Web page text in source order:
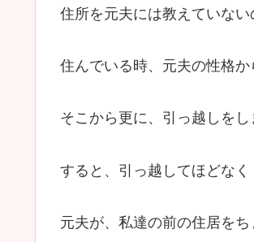
住所を元夫には教えていない
住んでいる時、元夫の性格
そこから更に、引っ越しをし
すると、引っ越してほどな
元夫が、私達の前の住居を